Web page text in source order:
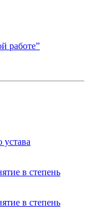
работе”
в степень
в степень